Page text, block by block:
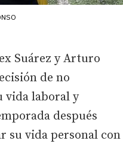
Suárez y Arturo
de no
vida laboral y
después
su vida personal con